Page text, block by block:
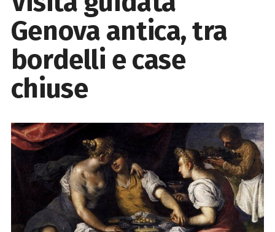
Genova antica, tra
bordelli e case
chiuse